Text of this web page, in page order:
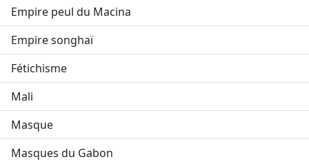
Empire peul du Macina
Empire songhaï
Fétichisme
Mali
Masque
Masques du Gabon